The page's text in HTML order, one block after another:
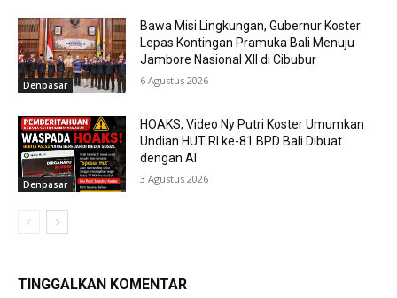
Denpasar
Bawa Misi Lingkungan, Gubernur Koster
Lepas Kontingan Pramuka Bali Menuju
Jambore Nasional XII di Cibubur
6 Agustus 2026
Denpasar
HOAKS, Video Ny Putri Koster Umumkan
Undian HUT RI ke-81 BPD Bali Dibuat
dengan AI
3 Agustus 2026
TINGGALKAN KOMENTAR